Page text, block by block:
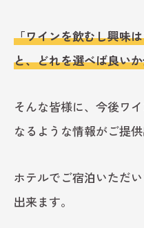
「ワインを飲むし興味
と、どれを選べば良い
そんな皆様に、今後ワ
なるような情報がご提
ホテルでご宿泊いただ
出来ます。